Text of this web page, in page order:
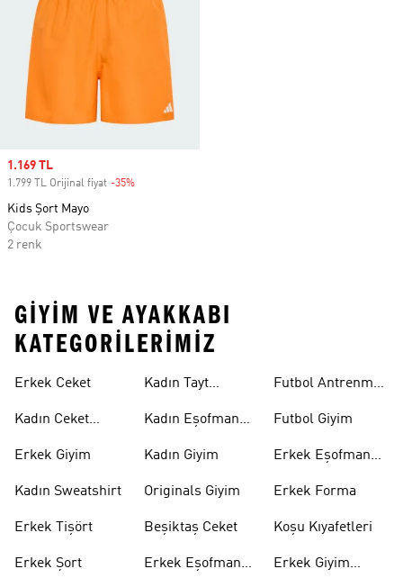
Sale price
1.169 TL
1.799 TL Orijinal fiyat -35%
Kids Şort Mayo
Çocuk Sportswear
2 renk
GIYIM VE AYAKKABI
KATEGORILERIMIZ
Erkek Ceket
Kadın Ceket
Erkek Giyim
Kadın Sweatshirt
Erkek Tişört
Erkek Şort
Kadın Tayt
Kadın Eşofman
Kadın Giyim
Originals Giyim
Beşiktaş Ceket
Erkek Eşofman
Futbol Antrenman
Futbol Giyim
Erkek Eşofman
Erkek Forma
Koşu Kıyafetleri
Erkek Giyim